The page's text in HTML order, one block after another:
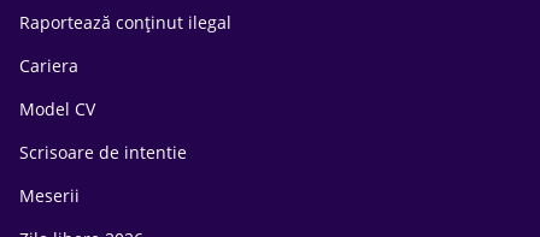
Raportează conținut ilegal
Cariera
Model CV
Scrisoare de intentie
Meserii